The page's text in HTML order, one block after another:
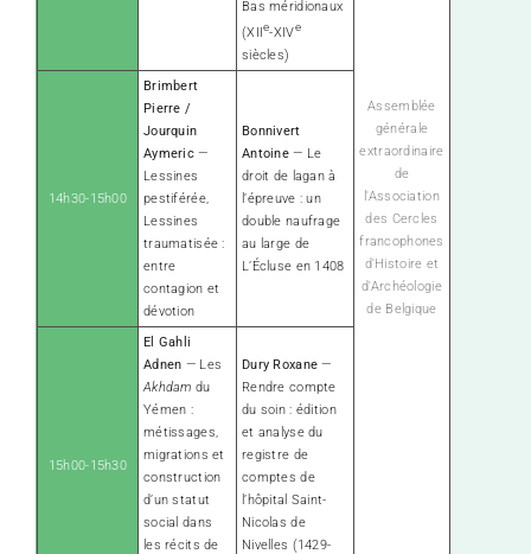
Bas méridionaux
(XIIe-XIVe
siècles)
Assemblée
générale
extraordinaire
de
l'Association
des Cercles
francophones
d'Histoire et
d'Archéologie
de Belgique
14h30-15h00
Brimbert
Pierre /
Jourquin
Aymeric—
Lessines
pestiférée,
Lessines
traumatisée :
entre
contagion et
dévotion
Bonnivert
Antoine— Le
droit de lagan à
l’épreuve : un
double naufrage
au large de
L’Écluse en 1408
15h00-15h30
El Gahli
Adnen — Les
Akhdam du
Yémen :
métissages,
migrations et
construction
d’un statut
social dans
les récits de
Dury Roxane —
Rendre compte
du soin : édition
et analyse du
registre de
comptes de
l’hôpital Saint-
Nicolas de
Nivelles (1429-